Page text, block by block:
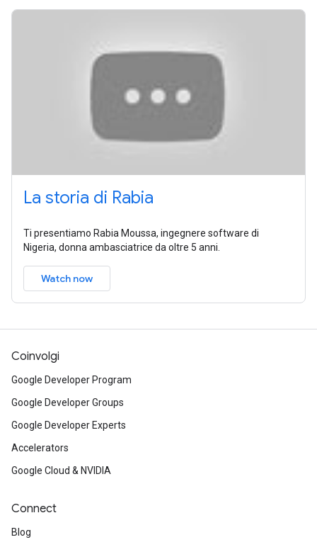
La storia di Rabia
Ti presentiamo Rabia Moussa, ingegnere software di
Nigeria, donna ambasciatrice da oltre 5 anni.
Watch now
Coinvolgi
Google Developer Program
Google Developer Groups
Google Developer Experts
Accelerators
Google Cloud & NVIDIA
Connect
Blog